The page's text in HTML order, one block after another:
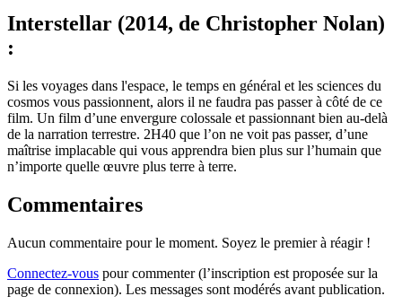
Interstellar (2014, de Christopher Nolan)
:
Si les voyages dans l'espace, le temps en général et les sciences du
cosmos vous passionnent, alors il ne faudra pas passer à côté de ce
film. Un film d’une envergure colossale et passionnant bien au-delà
de la narration terrestre. 2H40 que l’on ne voit pas passer, d’une
maîtrise implacable qui vous apprendra bien plus sur l’humain que
n’importe quelle œuvre plus terre à terre.
Commentaires
Aucun commentaire pour le moment. Soyez le premier à réagir !
Connectez-vous pour commenter (l’inscription est proposée sur la
page de connexion). Les messages sont modérés avant publication.